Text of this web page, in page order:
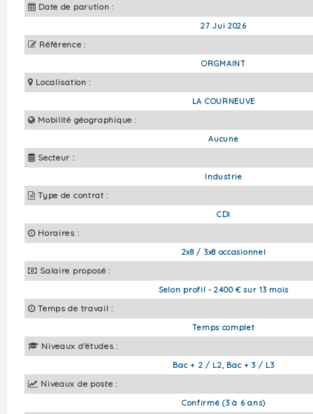
Date de parution :
27 Jui 2026
Référence :
ORGMAINT
Localisation :
LA COURNEUVE
Mobilité géographique :
Aucune
Secteur :
Industrie
Type de contrat :
CDI
Horaires :
2x8 / 3x8 occasionnel
Salaire proposé :
Selon profil - 2400 € sur 13 mois
Temps de travail :
Temps complet
Niveaux d'études :
Bac + 2 / L2, Bac + 3 / L3
Niveaux de poste :
Confirmé (3 à 6 ans)